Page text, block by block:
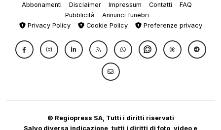
Abbonamenti Disclaimer Impressum Contatti
FAQ
Pubblicità
Annunci funebri
Privacy Policy
Cookie Policy Preferenze privacy
© Regiopress SA, Tutti i diritti riservati
Salvo diversa indicazione, tutti i diritti di foto, video e